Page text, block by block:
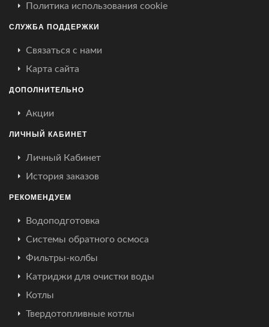
Политика использования cookie
СЛУЖБА ПОДДЕРЖКИ
Связаться с нами
Карта сайта
ДОПОЛНИТЕЛЬНО
Акции
ЛИЧНЫЙ КАБИНЕТ
Личный Кабинет
История заказов
РЕКОМЕНДУЕМ
Водоподготовка
Системы обратного осмоса
Фильтры-колбы
Катриджи для очистки воды
Котлы
Твердотопливные котлы